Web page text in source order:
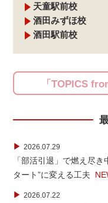
天童駅前校
酒田みずほ校
酒田駅前校
「TOPICS
▶ 2026.07.29
「部活引退」で燃え尽
タート”に変える工夫
▶ 2026.07.22